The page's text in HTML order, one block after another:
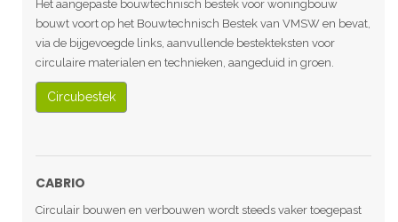
Het aangepaste bouwtechnisch bestek voor woningbouw
bouwt voort op het Bouwtechnisch Bestek van VMSW en bevat,
via de bijgevoegde links, aanvullende bestekteksten voor
circulaire materialen en technieken, aangeduid in groen.
Circubestek
CABRIO
Circulair bouwen en verbouwen wordt steeds vaker toegepast